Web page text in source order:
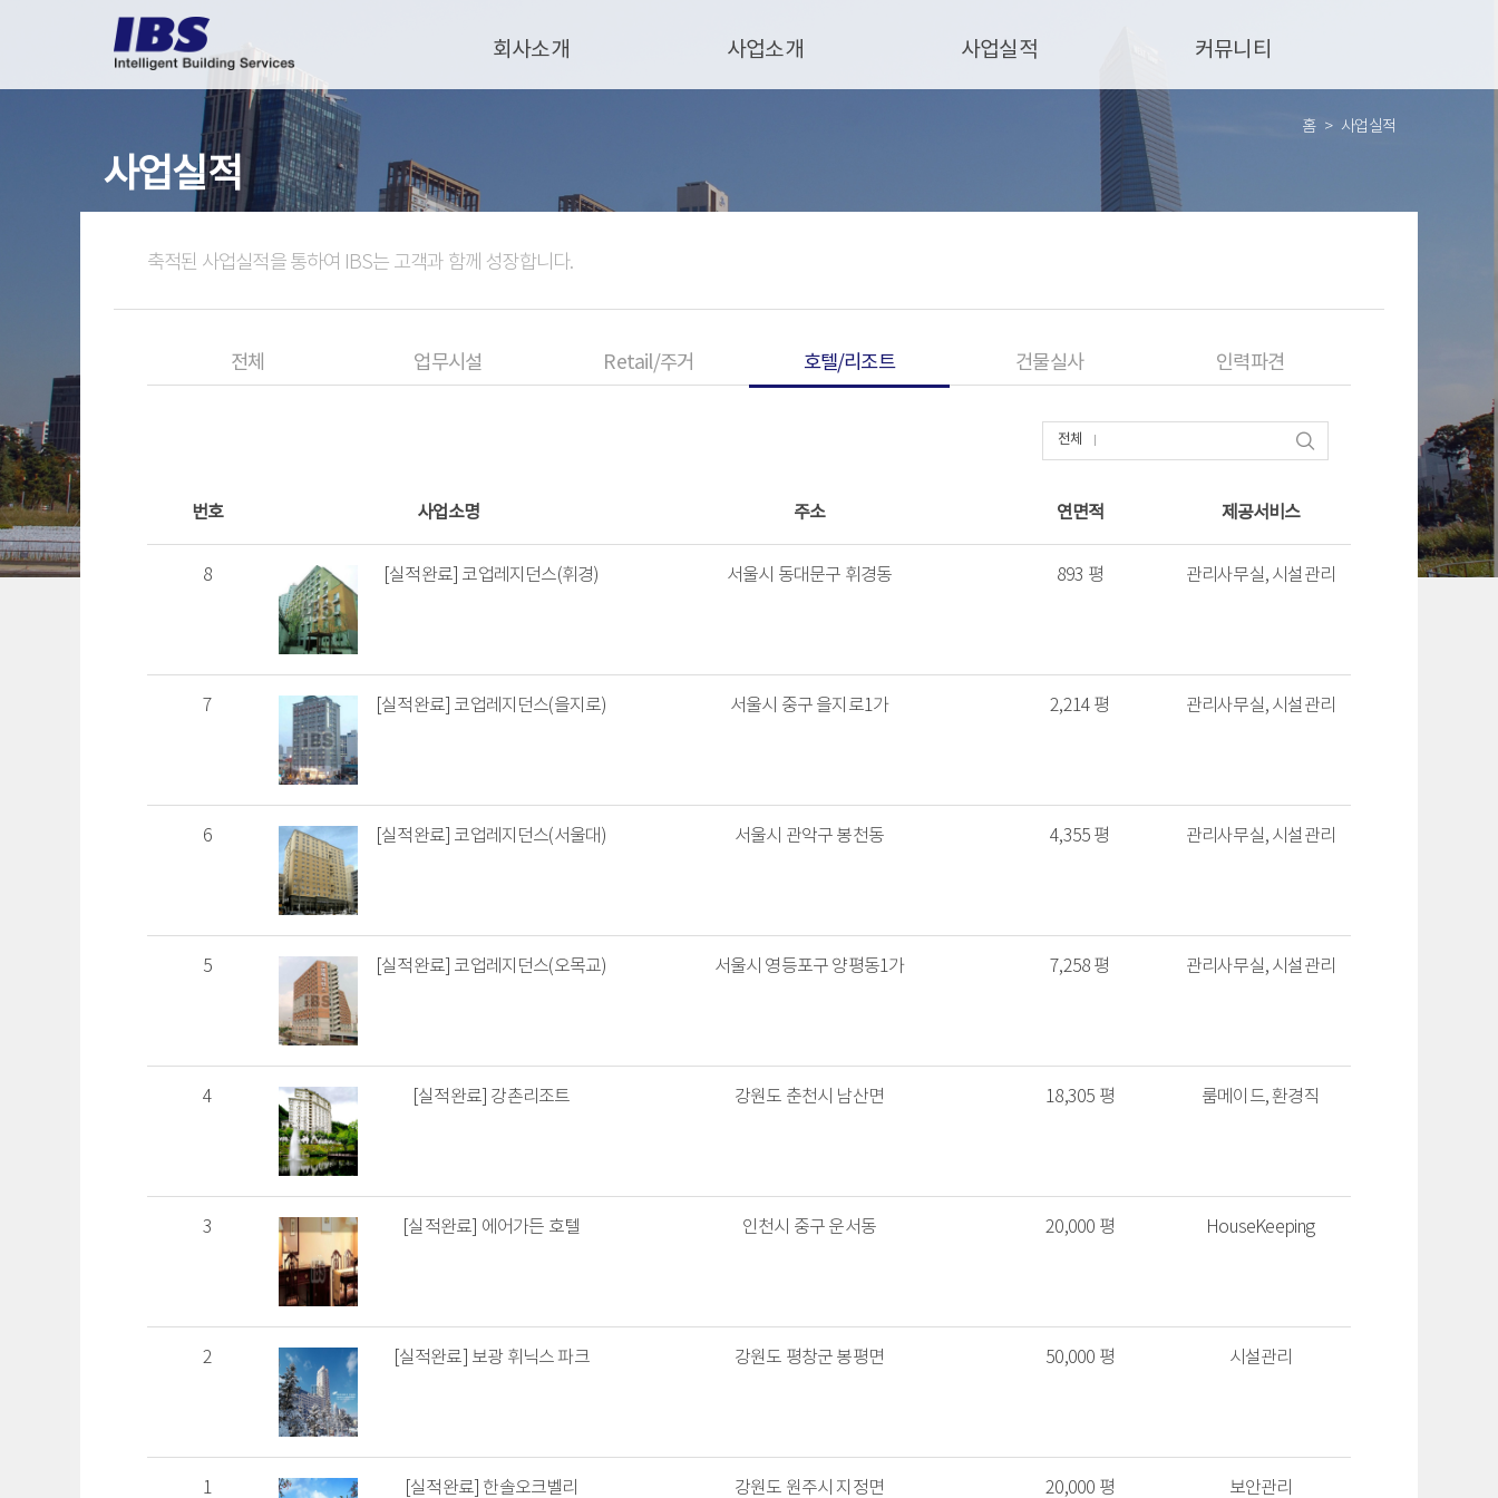
회사소개 사업소개 사업실적 커뮤니티
사업실적
홈 사업실적
축적된 사업실적을 통하여 IBS는 고객과 함께 성장합니다.
전체 업무시설 Retail/주거 호텔/리조트 건물실사 인력파견
전체
번호 사업소명 주소 연면적 제공서비스
8 [실적완료] 코업레지던스(휘경) 서울시 동대문구 휘경동 893 평 관리사무실, 시설관리
7 [실적완료] 코업레지던스(을지로) 서울시 중구 을지로1가 2,214 평 관리사무실, 시설관리
6 [실적완료] 코업레지던스(서울대) 서울시 관악구 봉천동 4,355 평 관리사무실, 시설관리
5 [실적완료] 코업레지던스(오목교) 서울시 영등포구 양평동1가 7,258 평 관리사무실, 시설관리
4 [실적완료] 강촌리조트 강원도 춘천시 남산면 18,305 평 룸메이드, 환경직
3 [실적완료] 에어가든 호텔 인천시 중구 운서동 20,000 평 HouseKeeping
2 [실적완료] 보광 휘닉스 파크 강원도 평창군 봉평면 50,000 평 시설관리
1 [실적완료] 한솔오크벨리 강원도 원주시 지정면 20,000 평 보안관리